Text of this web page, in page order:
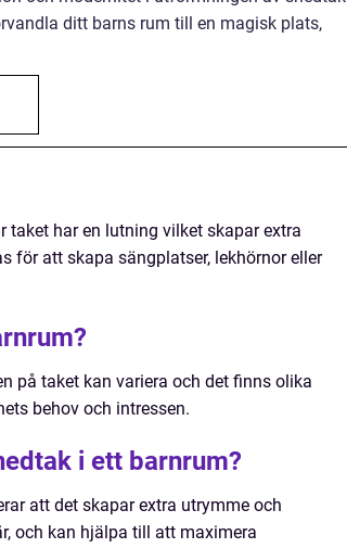
ditt barns rum till en magisk plats,
taket har en lutning vilket skapar extra
för att skapa sängplatser, lekhörnor eller
på taket kan variera och det finns olika
behov och intressen.
i ett barnrum?
att det skapar extra utrymme och
och kan hjälpa till att maximera